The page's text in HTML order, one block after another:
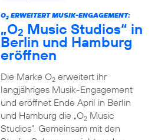
O2ERWEITERT MUSIK-ENGAGEMENT:
„O2 Music Studios“ in
Berlin und Hamburg
eröffnen
Die Marke O2erweitert ihr
langjähriges Musik-Engagement
und eröffnet Ende April in Berlin
und Hamburg die „O2Music
Studios”. Gemeinsam mit den